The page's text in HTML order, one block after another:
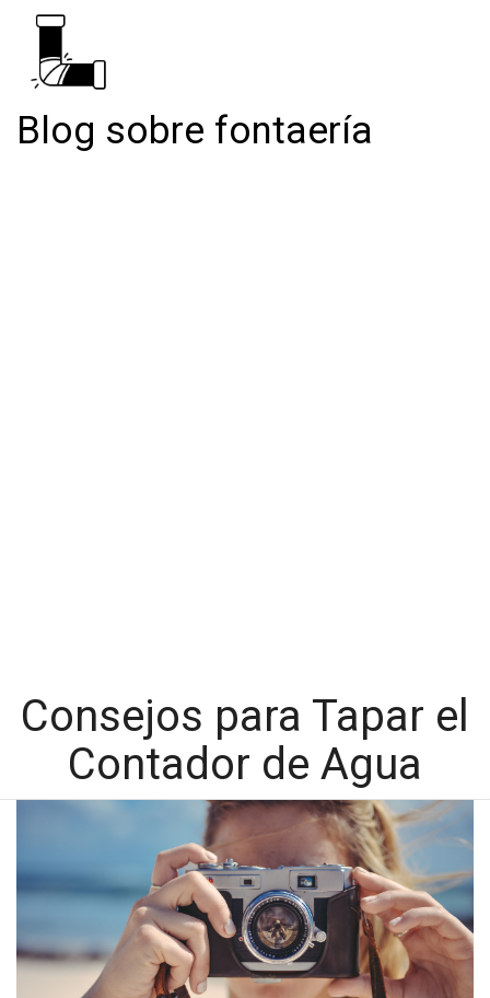
Blog sobre fontaería
Consejos para Tapar el
Contador de Agua